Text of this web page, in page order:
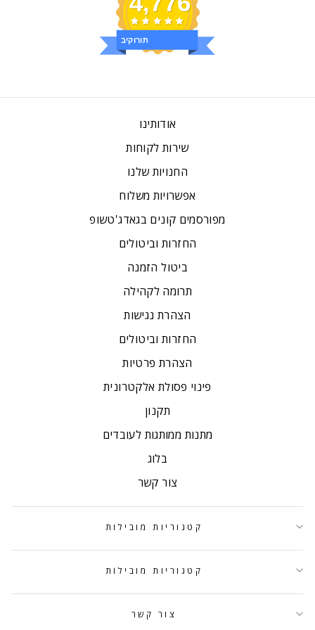
ביקורות
אודותינו
שירות לקוחות
החנויות שלנו
אפשרויות משלוח
מפורסמים קונים בגאדג'טשופ
החזרות וביטולים
ביטול הזמנה
תרומה לקהילה
הצהרת נגישות
החזרות וביטולים
הצהרת פרטיות
פינוי פסולת אלקטרונית
תקנון
מתנות ממותגות לעובדים
בלוג
צור קשר
קטגוריות מובילות
קטגוריות מובילות
צור קשר